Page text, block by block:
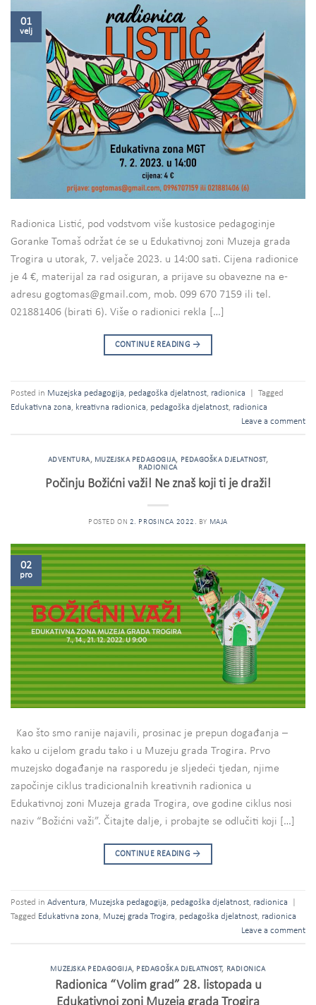
01
velj
Radionica Listić, pod vodstvom više kustosice pedagoginje
Goranke Tomaš održat će se u Edukativnoj zoni Muzeja grada
Trogira u utorak, 7. veljače 2023. u 14:00 sati. Cijena radionice
je 4 €, materijal za rad osiguran, a prijave su obavezne na e-
adresu gogtomas@gmail.com, mob. 099 670 7159 ili tel.
021881406 (birati 6). Više o radionici rekla […]
CONTINUE READING →
Posted in Muzejska pedagogija pedagoška djelatnost radionica
Tagged
Edukativna zona
kreativna radionica pedagoška djelatnost radionica
Leave a comment
ADVENTURA, MUZEJSKA PEDAGOGIJA, PEDAGOŠKA DJELATNOST,
RADIONICA
Počinju Božićni važi! Ne znaš koji ti je draži!
POSTED ON 2. PROSINCA 2022. BY MAJA
02
pro
Kao što smo ranije najavili, prosinac je prepun događanja –
kako u cijelom gradu tako i u Muzeju grada Trogira. Prvo
muzejsko događanje na rasporedu je sljedeći tjedan, njime
započinje ciklus tradicionalnih kreativnih radionica u
Edukativnoj zoni Muzeja grada Trogira, ove godine ciklus nosi
naziv “Božićni važi”. Čitajte dalje, i probajte se odlučiti koji […]
CONTINUE READING →
Posted in Adventura, Muzejska pedagogija, pedagoška djelatnost, radionica
Tagged Edukativna zona, Muzej grada Trogira, pedagoška djelatnost, radionica
Leave a comment
MUZEJSKA PEDAGOGIJA, PEDAGOŠKA DJELATNOST, RADIONICA
Radionica “Volim grad” 28. listopada u